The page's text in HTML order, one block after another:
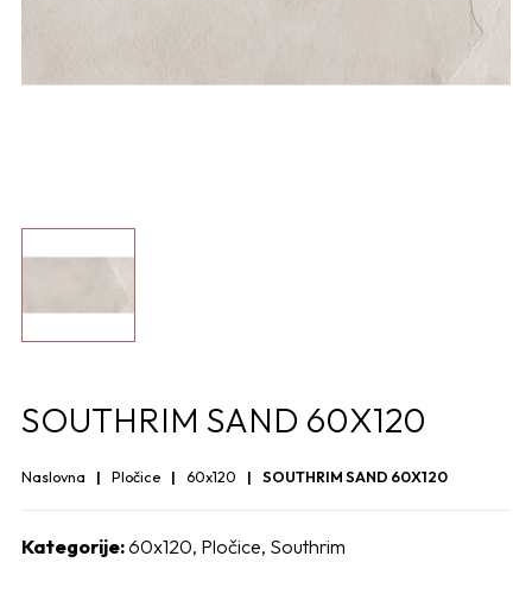
SOUTHRIM SAND 60X120
Naslovna Pločice 60x120 SOUTHRIM SAND 60X120
Kategorije:60x120, Pločice, Southrim